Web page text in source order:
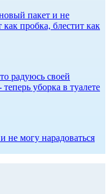
пакет и не
как пробка, блестит как
радуюсь своей
уборка в туалете
не могу нарадоваться